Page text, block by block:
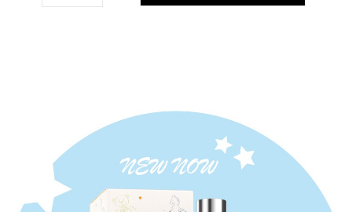
THE NICHE COLLECTION